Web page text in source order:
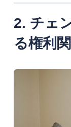
2. チェ
る権利